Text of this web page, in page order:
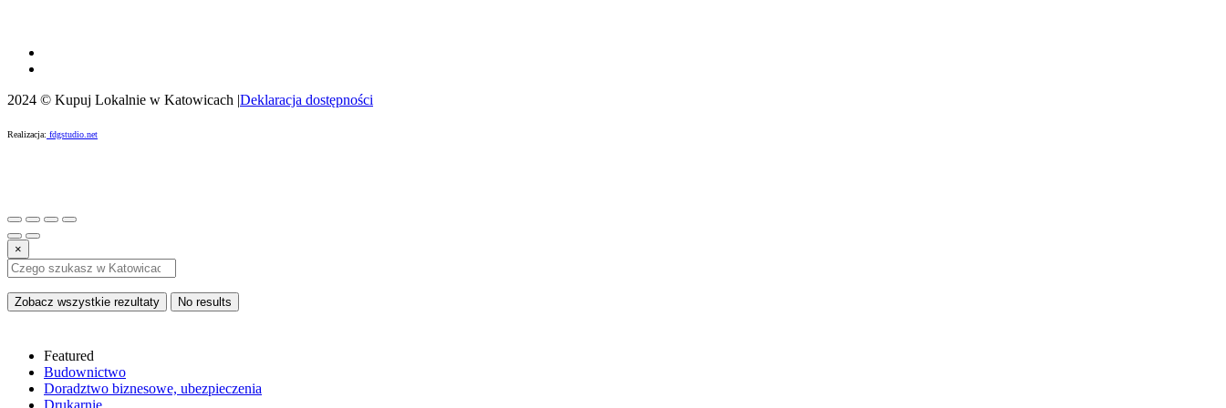
2024 © Kupuj Lokalnie w Katowicach |Deklaracja dostępności
Realizacja: fdgstudio.net
×
Zobacz wszystkie rezultaty No results
Featured
Budownictwo
Doradztwo biznesowe, ubezpieczenia